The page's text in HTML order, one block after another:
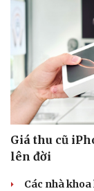
Giá thu cũ
lên đời
Các nhà